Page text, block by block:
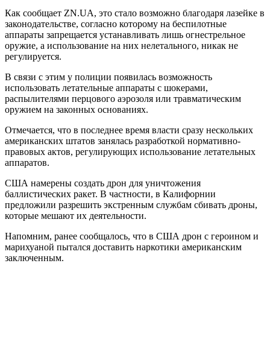
Как сообщает ZN.UA, это стало возможно благодаря лазейке в
законодательстве, согласно которому на беспилотные
аппараты запрещается устанавливать лишь огнестрельное
оружие, а использование на них нелетального, никак не
регулируется.
В связи с этим у полиции появилась возможность
использовать летательные аппараты с шокерами,
распылителями перцового аэрозоля или травматическим
оружием на законных основаниях.
Отмечается, что в последнее время власти сразу нескольких
американских штатов занялась разработкой нормативно-
правовых актов, регулирующих использование летательных
аппаратов.
США намерены создать дрон для уничтожения
баллистических ракет. В частности, в Калифорнии
предложили разрешить экстренным службам сбивать дроны,
которые мешают их деятельности.
Напомним, ранее сообщалось, что в США дрон с героином и
марихуаной пытался доставить наркотики американским
заключенным.